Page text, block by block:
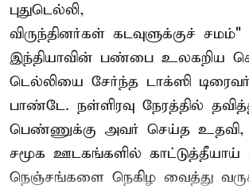
புதுடெல்லி,
விருந்தினர்கள் கடவுளுக்குச்
இந்தியாவின் பண்பை உலகறிய
டெல்லியை சேர்ந்த டாக்ஸி
பாண்டே. நள்ளிரவு நேரத்தில்
பெண்ணுக்கு அவர் செய்த உதவி,
சமூக ஊடகங்களில் காட்டுத்தீயாய்
நெஞ்சங்களை நெகிழ வைத்து